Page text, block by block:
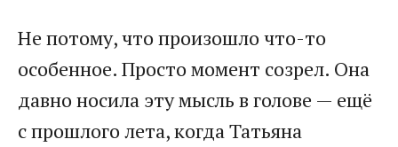
Не потому, что произошло что-то
особенное. Просто момент созрел. Она
давно носила эту мысль в голове — ещё
с прошлого лета, когда Татьяна